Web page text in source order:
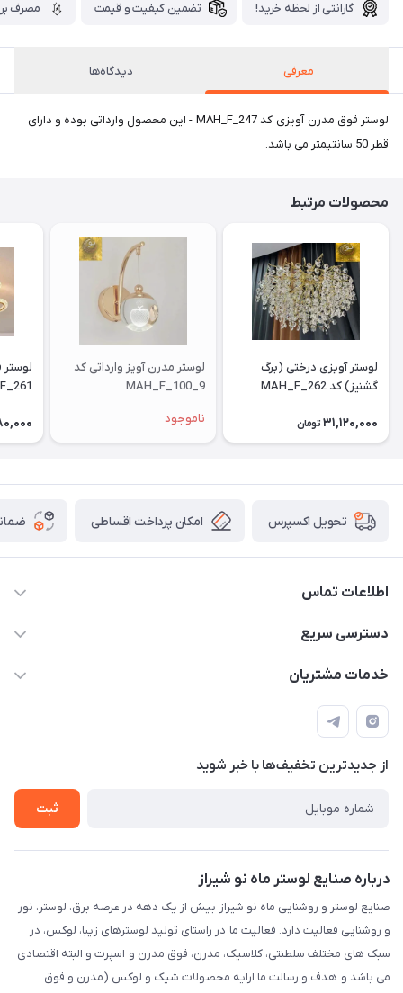
گارانتی از لحظه خرید! تضمین کیفیت و قیمت مصرف
معرفی دیدگاه‌ها
لوستر فوق مدرن آویزی کد MAH_F_247 - این محصول وارداتی بوده و دارای
قطر 50 سانتیمتر می باشد.
محصولات مرتبط
لوستر آویزی درختی (برگ
گشنیز) کد MAH_F_262
31,120,000 تومان
لوستر مدرن آویز وارداتی کد
MAH_F_100_9
ناموجود
تحویل اکسپرس امکان پرداخت اقساطی
اطلاعات تماس
09171115348
طبقه همکف واحد 131
دسترسی سریع
مجله فروشگاه
درباره ما
تماس با ما
خدمات مشتریان
قوانین و مقررات
حریم خصوصی
راهنما
از جدید‌ترین تخفیف‌ها با‌ خبر شوید
ثبت
درباره صنایع لوستر ماه نو شیراز
صنایع لوستر و روشنایی ماه نو شیراز بیش از یک دهه در عرصه برق، لوستر، نور
و روشنایی فعالیت دارد. فعالیت ما در راستای تولید لوسترهای زیبا، لوکس، در
سبک های مختلف سلطنتی، کلاسیک، مدرن، فوق مدرن و اسپرت و البته اقتصادی
می باشد و هدف و رسالت ما ارایه محصولات شیک و لوکس (مدرن و فوق